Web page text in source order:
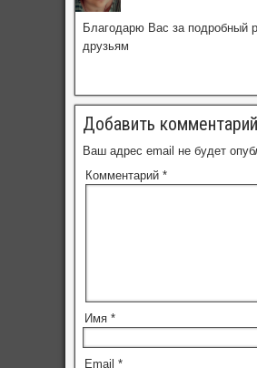
Благодарю Вас за подробный
друзьям
Добавить комментарий
Ваш адрес email не будет
Комментарий *
Имя *
Email *